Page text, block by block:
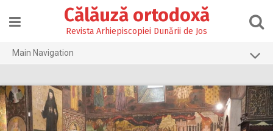
content
Călăuză ortodoxă
Revista Arhiepiscopiei Dunării de Jos
Main Navigation
2026
2025